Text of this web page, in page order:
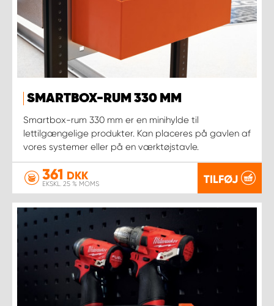
SMARTBOX-RUM 330 MM
Smartbox-rum 330 mm er en minihylde til
lettilgængelige produkter. Kan placeres på gavlen af
vores systemer eller på en værktøjstavle.
361 DKK
EKSKL. 25 % MOMS TILFØJ